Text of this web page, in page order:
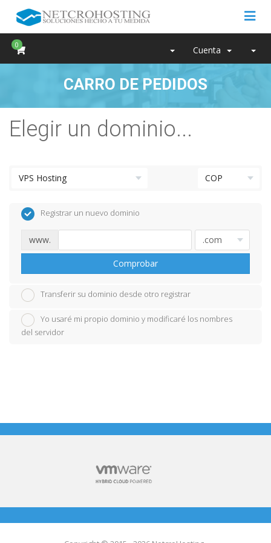
0 Cuenta
CARRO DE PEDIDOS
Elegir un dominio...
Registrar un nuevo dominio
www.
Comprobar
Transferir su dominio desde otro registrar
Yo usaré mi propio dominio y modificaré los nombres
del servidor